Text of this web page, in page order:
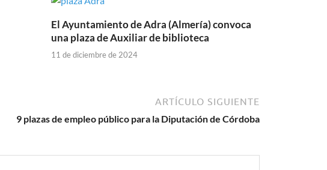
El Ayuntamiento de Adra (Almería) convoca
una plaza de Auxiliar de biblioteca
11 de diciembre de 2024
ARTÍCULO SIGUIENTE
9 plazas de empleo público para la Diputación de Córdoba